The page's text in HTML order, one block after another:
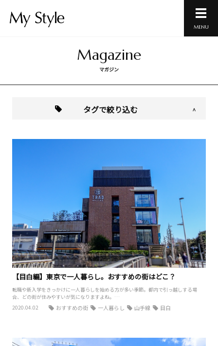
MENU
Magazine
マガジン
タグで絞り込む
【目白編】東京で一人暮らし。おすすめの街はどこ？
転職や新入学をきっかけに一人暮らしを始める方が多い季節。都内で引っ越しする場
合、どの街が住みやすいが気になりますよね。…
2020.04.02
おすすめの街 一人暮らし 山手線 目白